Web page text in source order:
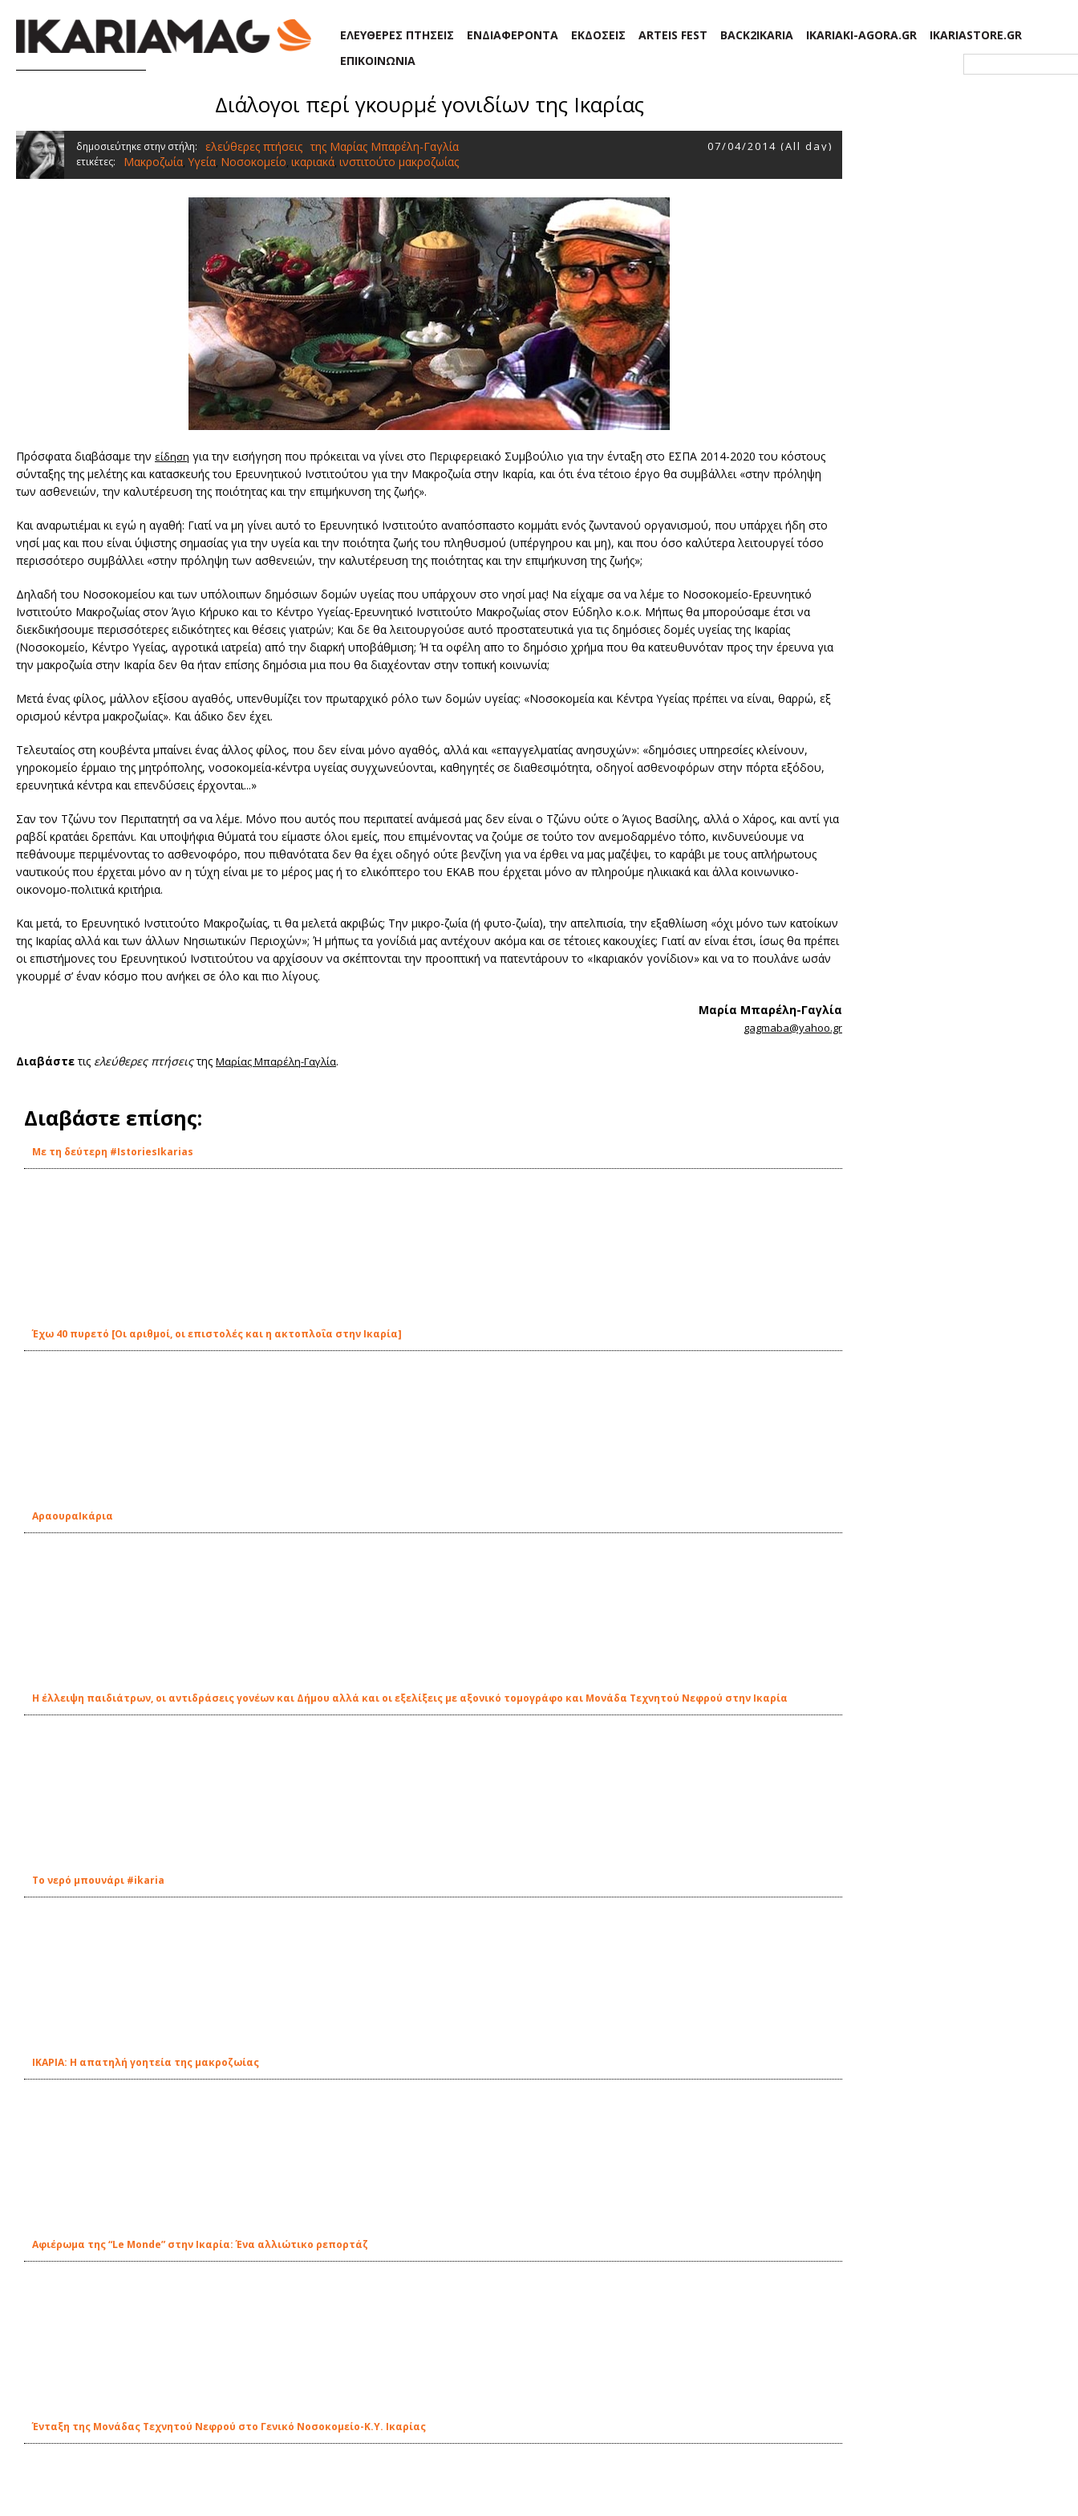
ΕΛΕΥΘΕΡΕΣ ΠΤΗΣΕΙΣ ΕΝΔΙΑΦΕΡΟΝΤΑ ΕΚΔΟΣΕΙΣ ARTEIS FEST BACK2IKARIA IKARIAKI-AGORA.GR
IKARIASTORE.GR
ΕΠΙΚΟΙΝΩΝΙΑ
Διάλογοι περί γκουρμέ γονιδίων της Ικαρίας
δημοσιεύτηκε στην στήλη: ελεύθερες πτήσεις της Μαρίας Μπαρέλη-Γαγλία 07/04/2014 (All day)
ετικέτες: Μακροζωία, Υγεία, Νοσοκομείο, ικαριακά, ινστιτούτο μακροζωίας
Πρόσφατα διαβάσαμε την είδηση για την εισήγηση που πρόκειται να γίνει στο Περιφερειακό Συμβούλιο για την ένταξη στο ΕΣΠΑ 2014-2020 του κόστους
σύνταξης της μελέτης και κατασκευής του Ερευνητικού Ινστιτούτου για την Μακροζωία στην Ικαρία, και ότι ένα τέτοιο έργο θα συμβάλλει «στην πρόληψη
των ασθενειών, την καλυτέρευση της ποιότητας και την επιμήκυνση της ζωής».
Και αναρωτιέμαι κι εγώ η αγαθή: Γιατί να μη γίνει αυτό το Ερευνητικό Ινστιτούτο αναπόσπαστο κομμάτι ενός ζωντανού οργανισμού, που υπάρχει ήδη στο
νησί μας και που είναι ύψιστης σημασίας για την υγεία και την ποιότητα ζωής του πληθυσμού (υπέργηρου και μη), και που όσο καλύτερα λειτουργεί τόσο
περισσότερο συμβάλλει «στην πρόληψη των ασθενειών, την καλυτέρευση της ποιότητας και την επιμήκυνση της ζωής»;
Δηλαδή του Νοσοκομείου και των υπόλοιπων δημόσιων δομών υγείας που υπάρχουν στο νησί μας! Να είχαμε σα να λέμε το Νοσοκομείο-Ερευνητικό
Ινστιτούτο Μακροζωίας στον Άγιο Κήρυκο και το Κέντρο Υγείας-Ερευνητικό Ινστιτούτο Μακροζωίας στον Εύδηλο κ.ο.κ. Μήπως θα μπορούσαμε έτσι να
διεκδικήσουμε περισσότερες ειδικότητες και θέσεις γιατρών; Και δε θα λειτουργούσε αυτό προστατευτικά για τις δημόσιες δομές υγείας της Ικαρίας
(Νοσοκομείο, Κέντρο Υγείας, αγροτικά ιατρεία) από την διαρκή υποβάθμιση; Ή τα οφέλη απο το δημόσιο χρήμα που θα κατευθυνόταν προς την έρευνα για
την μακροζωία στην Ικαρία δεν θα ήταν επίσης δημόσια μια που θα διαχέονταν στην τοπική κοινωνία;
Μετά ένας φίλος, μάλλον εξίσου αγαθός, υπενθυμίζει τον πρωταρχικό ρόλο των δομών υγείας: «Νοσοκομεία και Κέντρα Υγείας πρέπει να είναι, θαρρώ, εξ
ορισμού κέντρα μακροζωίας». Και άδικο δεν έχει.
Τελευταίος στη κουβέντα μπαίνει ένας άλλος φίλος, που δεν είναι μόνο αγαθός, αλλά και «επαγγελματίας ανησυχών»: «δημόσιες υπηρεσίες κλείνουν,
γηροκομείο έρμαιο της μητρόπολης, νοσοκομεία-κέντρα υγείας συγχωνεύονται, καθηγητές σε διαθεσιμότητα, οδηγοί ασθενοφόρων στην πόρτα εξόδου,
ερευνητικά κέντρα και επενδύσεις έρχονται...»
Σαν τον Τζώνυ τον Περιπατητή σα να λέμε. Μόνο που αυτός που περιπατεί ανάμεσά μας δεν είναι ο Τζώνυ ούτε ο Άγιος Βασίλης, αλλά ο Χάρος, και αντί για
ραβδί κρατάει δρεπάνι. Και υποψήφια θύματά του είμαστε όλοι εμείς, που επιμένοντας να ζούμε σε τούτο τον ανεμοδαρμένο τόπο, κινδυνεύουμε να
πεθάνουμε περιμένοντας το ασθενοφόρο, που πιθανότατα δεν θα έχει οδηγό ούτε βενζίνη για να έρθει να μας μαζέψει, το καράβι με τους απλήρωτους
ναυτικούς που έρχεται μόνο αν η τύχη είναι με το μέρος μας ή το ελικόπτερο του ΕΚΑΒ που έρχεται μόνο αν πληρούμε ηλικιακά και άλλα κοινωνικο-
οικονομο-πολιτικά κριτήρια.
Και μετά, το Ερευνητικό Ινστιτούτο Μακροζωίας, τι θα μελετά ακριβώς; Την μικρο-ζωία (ή φυτο-ζωία), την απελπισία, την εξαθλίωση «όχι μόνο των κατοίκων
της Ικαρίας αλλά και των άλλων Νησιωτικών Περιοχών»; Ή μήπως τα γονίδιά μας αντέχουν ακόμα και σε τέτοιες κακουχίες; Γιατί αν είναι έτσι, ίσως θα πρέπει
οι επιστήμονες του Ερευνητικού Ινστιτούτου να αρχίσουν να σκέπτονται την προοπτική να πατεντάρουν το «Ικαριακόν γονίδιον» και να το πουλάνε ωσάν
γκουρμέ σ’ έναν κόσμο που ανήκει σε όλο και πιο λίγους.
Μαρία Μπαρέλη-Γαγλία
gagmaba@yahoo.gr
Διαβάστετις ελεύθερες πτήσειςτης Μαρίας Μπαρέλη-Γαγλία.
Διαβάστε επίσης:
Με τη δεύτερη #IstoriesIkarias
Έχω 40 πυρετό [Οι αριθμοί, οι επιστολές και η ακτοπλοΐα στην Ικαρία]
ΑραουραIκάρια
Η έλλειψη παιδιάτρων, οι αντιδράσεις γονέων και Δήμου αλλά και οι εξελίξεις με αξονικό τομογράφο και Μονάδα Τεχνητού Νεφρού στην Ικαρία
Tο νερό μπουνάρι #ikaria
ΙΚΑΡΙΑ: Η απατηλή γοητεία της μακροζωίας
Αφιέρωμα της “Le Monde” στην Ικαρία: Ένα αλλιώτικο ρεπορτάζ
Ένταξη της Μονάδας Τεχνητού Νεφρού στο Γενικό Νοσοκομείο-Κ.Υ. Ικαρίας